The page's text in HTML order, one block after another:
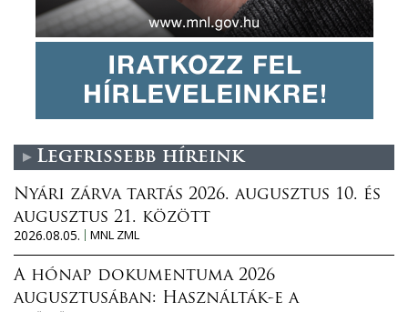
Legfrissebb híreink
Nyári zárva tartás 2026. augusztus 10. és
augusztus 21. között
2026.08.05.
MNL ZML
A hónap dokumentuma 2026
augusztusában: Használták-e a